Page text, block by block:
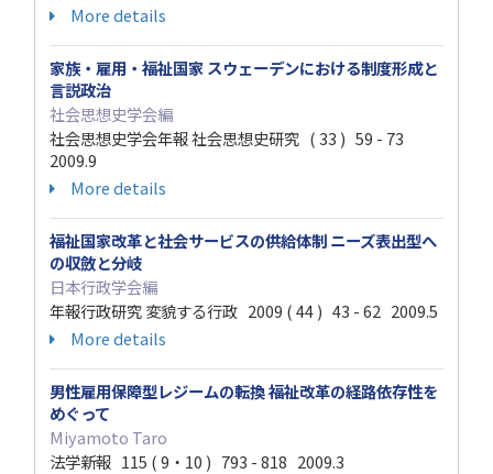
More details
家族・雇用・福祉国家 スウェーデンにおける制度形成と
言説政治
社会思想史学会編
社会思想史学会年報 社会思想史研究 ( 33 ) 59 - 73
2009.9
More details
福祉国家改革と社会サービスの供給体制 ニーズ表出型へ
の収斂と分岐
日本行政学会編
年報行政研究 変貌する行政 2009 ( 44 ) 43 - 62 2009.5
More details
男性雇用保障型レジームの転換 福祉改革の経路依存性を
めぐって
Miyamoto Taro
法学新報 115 ( 9・10 ) 793 - 818 2009.3